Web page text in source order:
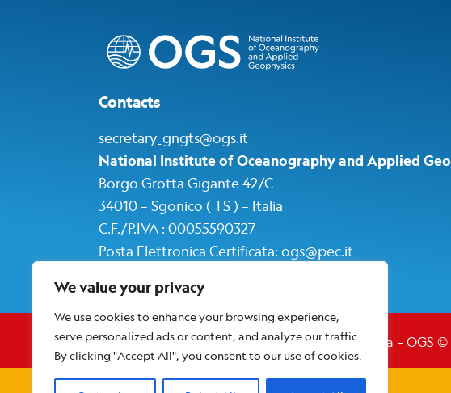
We value your privacy
We use cookies to enhance your browsing experience,
serve personalized ads or content, and analyze our traffic.
By clicking "Accept All", you consent to our use of cookies.
Contacts
secretary_gngts@ogs.it
National Institute of Oceanography and Applied
Borgo Grotta Gigante 42/C
34010 – Sgonico ( TS ) – Italia
C.F./P.IVA : 00055590327
Posta Elettronica Certificata: ogs@pec.it
Gruppo Nazionale di Geofisica della Terra Solida – OGS ©